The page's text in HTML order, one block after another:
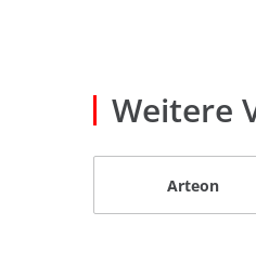
Weitere
Arteon